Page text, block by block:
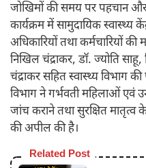
जोखिमों की समय पर पहचान और
कार्यक्रम में सामुदायिक स्वास्थ्य
अधिकारियों तथा कर्मचारियों की
निखिल चंद्राकर, डॉ. ज्योति
चंद्राकर सहित स्वास्थ्य विभाग की
विभाग ने गर्भवती महिलाओं एवं
जांच कराने तथा सुरक्षित
की अपील की है।
Related Post